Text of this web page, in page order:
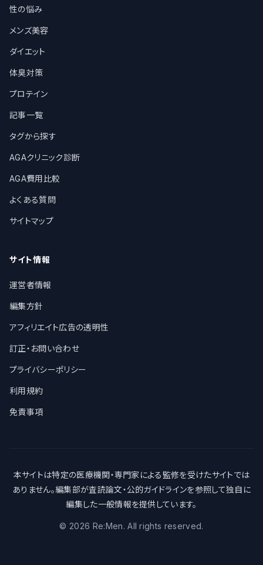
性の悩み
メンズ美容
ダイエット
体臭対策
プロテイン
記事一覧
タグから探す
AGAクリニック診断
AGA費用比較
よくある質問
サイトマップ
サイト情報
運営者情報
編集方針
アフィリエイト広告の透明性
訂正・お問い合わせ
プライバシーポリシー
利用規約
免責事項
本サイトは特定の医療機関・専門家による監修を受けたサイトでは
ありません。編集部が査読論文・公的ガイドラインを参照して独自に
編集した一般情報を提供しています。
© 2026 Re:Men. All rights reserved.